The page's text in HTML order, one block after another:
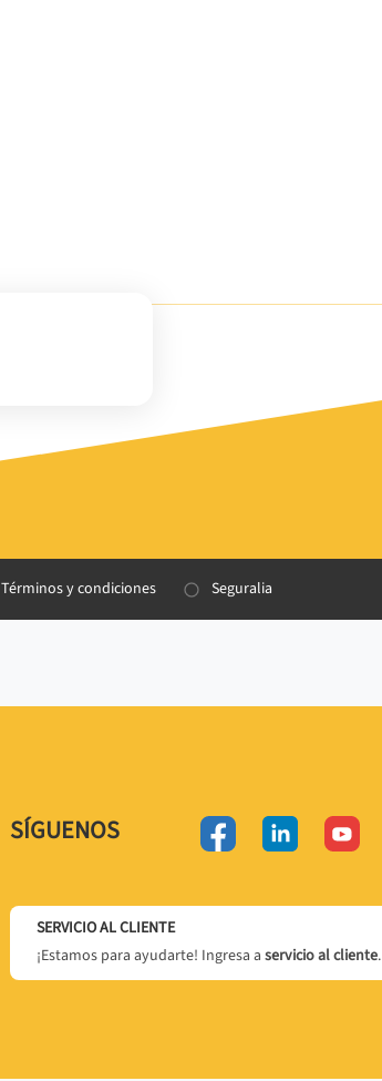
Términos y condiciones Seguralia
SÍGUENOS
SERVICIO AL CLIENTE
¡Estamos para ayudarte! Ingresa a servicio al cliente.